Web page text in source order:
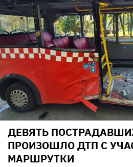
ДЕВЯТЬ
ПРОИЗОШЛО ДТП С
МАРШРУТКИ